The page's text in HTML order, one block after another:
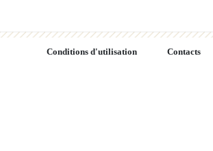
Conditions d'utilisation Contacts